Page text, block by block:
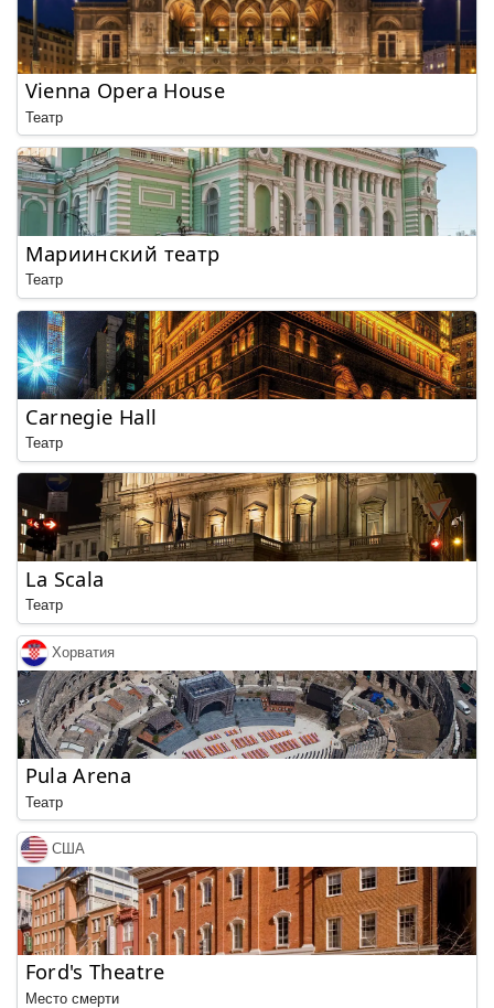
Vienna Opera House
Театр
Мариинский театр
Театр
Carnegie Hall
Театр
La Scala
Театр
Хорватия
Pula Arena
Театр
США
Ford's Theatre
Место смерти